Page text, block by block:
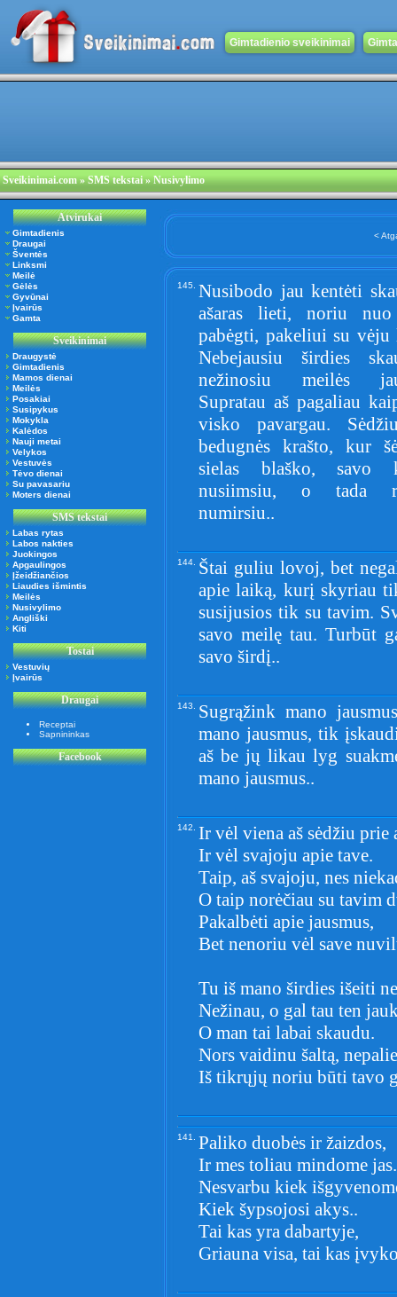
Gimtadienio sveikinimai
Sveikinimai.com» SMS tekstai » Nusivylimo
Atvirukai
Gimtadienis
Draugai
Šventės
Linksmi
Meilė
Gėlės
Gyvūnai
Įvairūs
Gamta
Sveikinimai
Draugystė
Gimtadienis
Mamos dienai
Meilės
Posakiai
Susipykus
Mokykla
Kalėdos
Nauji metai
Velykos
Vestuvės
Tėvo dienai
Su pavasariu
Moters dienai
SMS tekstai
Labas rytas
Labos nakties
Juokingos
Apgaulingos
Įžeidžiančios
Liaudies išmintis
Meilės
Nusivylimo
Angliški
Kiti
Tostai
Vestuvių
Įvairūs
Draugai
Receptai
Sapnininkas
Facebook
<
145. Nusibodo jau kentėti
ašaras lieti, noriu
pabėgti, pakeliui su vėju
Nebejausiu širdies
nežinosiu meilės
Supratau aš pagaliau
visko pavargau.
bedugnės krašto, kur
sielas blaško, savo
nusiimsiu, o tada
numirsiu..
144. Štai guliu lovoj, bet
apie laiką, kurį skyriau
susijusios tik su tavim.
savo meilę tau. Turbūt
savo širdį..
143. Sugrąžink mano
mano jausmus, tik
aš be jų likau lyg
mano jausmus..
142. Ir vėl viena aš sėdžiu
Ir vėl svajoju apie tave.
Taip, aš svajoju, nes
O taip norėčiau su tavim
Pakalbėti apie jausmus,
Bet nenoriu vėl save
Tu iš mano širdies išeiti
Nežinau, o gal tau ten
O man tai labai skaudu.
Nors vaidinu šaltą,
Iš tikrųjų noriu būti tavo
141. Paliko duobės ir žaizdos,
Ir mes toliau mindome jas.
Nesvarbu kiek
Kiek šypsojosi akys..
Tai kas yra dabartyje,
Griauna visa, tai kas